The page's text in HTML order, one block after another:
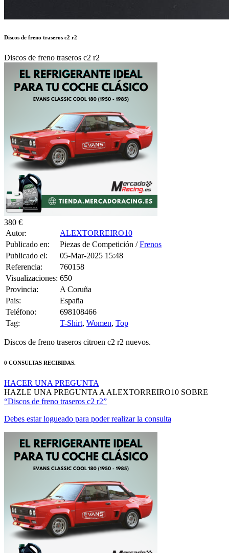
Discos de freno traseros c2 r2
Discos de freno traseros c2 r2
380 €
Autor:
ALEXTORREIRO10
Publicado en:
Piezas de Competición /Frenos
Publicado el:
05-Mar-2025 15:48
Referencia:
760158
Visualizaciones: 650
Provincia:
A Coruña
Pais:
España
Teléfono:
698108466
Tag:
T-Shirt, Women, Top
Discos de freno traseros citroen c2 r2 nuevos.
0 CONSULTAS RECIBIDAS.
HACER UNA PREGUNTA
HAZLE UNA PREGUNTA A ALEXTORREIRO10 SOBRE
“Discos de freno traseros c2 r2”
Debes estar logueado para poder realizar la consulta